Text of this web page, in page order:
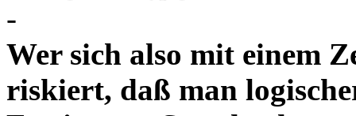
-
Wer sich also mit einem
riskiert, daß man